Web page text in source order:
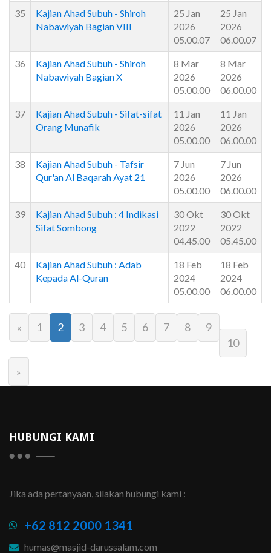
35
Kajian Ahad Subuh - Shiroh
Nabawiyah Bagian VIII
25 Jan
2026
05.00.07
25 Jan
2026
06.00.07
36
Kajian Ahad Subuh - Shiroh
Nabawiyah Bagian X
8 Mar
2026
05.00.00
8 Mar
2026
06.00.00
37
Kajian Ahad Subuh - Sifat-sifat
Orang Munafik
11 Jan
2026
05.00.00
11 Jan
2026
06.00.00
38
Kajian Ahad Subuh - Tafsir
Qur'an Al Baqarah Ayat 21
7 Jun
2026
05.00.00
7 Jun
2026
06.00.00
39
Kajian Ahad Subuh : 4 Indikasi
Sifat Sombong
30 Okt
2022
04.45.00
30 Okt
2022
05.45.00
40
Kajian Ahad Subuh : Adab
Kepada Al-Quran
18 Feb
2024
05.00.00
18 Feb
2024
06.00.00
« 1 2 3 4 5 6 7 8
9
10
»
HUBUNGI KAMI
Jika ada pertanyaan, silakan hubungi kami :
+62 812 2000 1341
humas@masjid-darussalam.com